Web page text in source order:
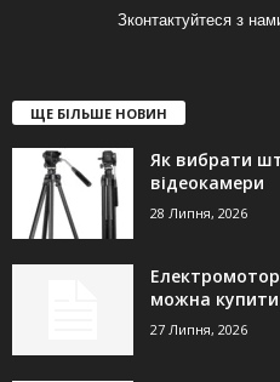
Зконтактуйтеся з
ЩЕ БІЛЬШЕ НОВИН
Як вибрати
відеокамери
28 Липня, 2026
можна купити
27 Липня, 2026